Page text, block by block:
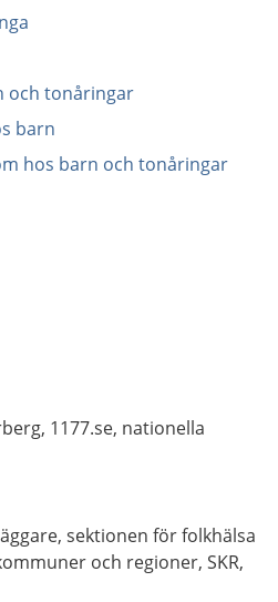
och tonåringar
barn
hos barn och tonåringar
1177.se, nationella
sektionen för folkhälsa
och regioner, SKR,